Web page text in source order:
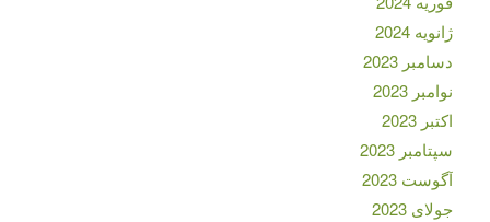
ژانویه 2024
دسامبر 2023
نوامبر 2023
اکتبر 2023
سپتامبر 2023
آگوست 2023
جولای 2023